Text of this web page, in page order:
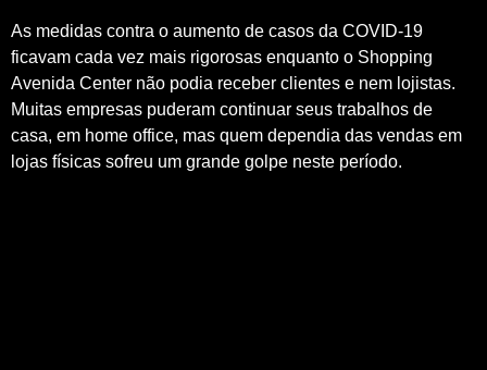
As medidas contra o aumento de casos da COVID-19
ficavam cada vez mais rigorosas enquanto o Shopping
Avenida Center não podia receber clientes e nem lojistas.
Muitas empresas puderam continuar seus trabalhos de
casa, em home office, mas quem dependia das vendas em
lojas físicas sofreu um grande golpe neste período.